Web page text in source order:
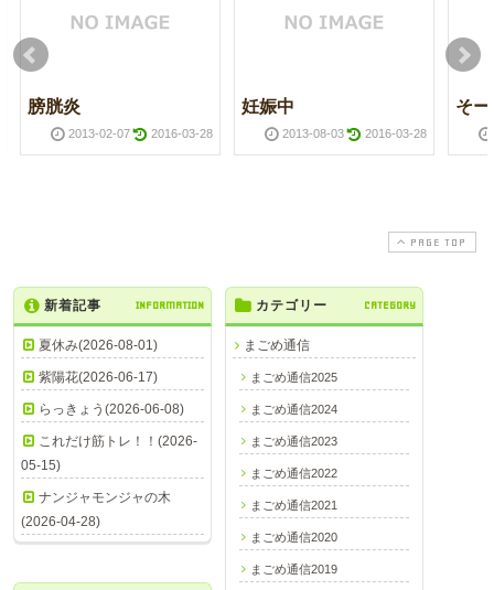
膀胱炎
2013-02-07 2016-03-28
妊娠中
2013-08-03 2016-03-28
そ
PAGE TOP
新着記事 INFORMATION
夏休み(2026-08-01)
紫陽花(2026-06-17)
らっきょう(2026-06-08)
これだけ筋トレ！！(2026-
05-15)
ナンジャモンジャの木
(2026-04-28)
カテゴリー CATEGORY
まごめ通信
まごめ通信2025
まごめ通信2024
まごめ通信2023
まごめ通信2022
まごめ通信2021
まごめ通信2020
まごめ通信2019